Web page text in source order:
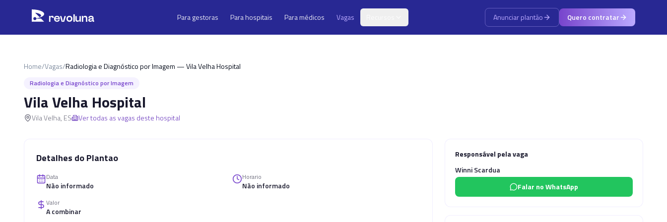
revoluna Para gestoras Para hospitais Para médicos Vagas Anunciar plantão Quero contratar
Home/Vagas/Radiologia e Diagnóstico por Imagem — Vila Velha Hospital
Radiologia e Diagnóstico por Imagem
Vila Velha Hospital
Vila Velha, ES Ver todas as vagas deste hospital
Detalhes do Plantao
Data
Não informado
Horario
Não informado
Valor
A combinar
Responsável pela vaga
Winni Scardua
Falar no WhatsApp